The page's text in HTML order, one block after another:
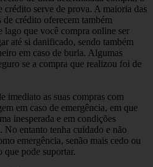
crédito serve de prova. A maioria das
de crédito oferecem também
lago que você compra online ser
até si danificado, sendo também
em caso de burla. Algumas
se a compra que realizou foi de
imediato as suas compras com
em caso de emergência, em que
inesperada e em condições
entanto tenha cuidado e não
emergência, senão mais cedo ou
que pode suportar.